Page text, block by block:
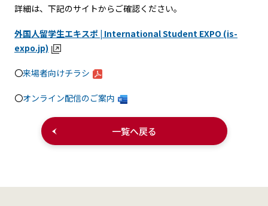
詳細は、下記のサイトからご確認ください。
外国人留学生エキスポ | International Student EXPO (is-
expo.jp)
〇来場者向けチラシ
〇オンライン配信のご案内
一覧へ戻る